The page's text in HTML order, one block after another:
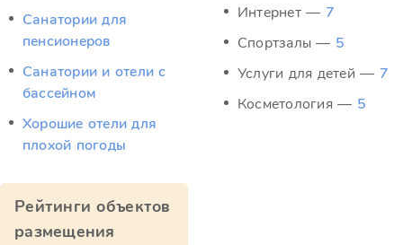
Санатории для
пенсионеров
Санатории и отели с
бассейном
Хорошие отели для
плохой погоды
Рейтинги объектов
размещения
Интернет — 7
Спортзалы — 5
Услуги для детей — 7
Косметология — 5